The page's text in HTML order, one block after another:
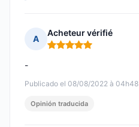
A
Acheteur vérifié
Nota: 5 de 5
Publicado el 08/08/2022 à 04h48
-
Opinión traducida